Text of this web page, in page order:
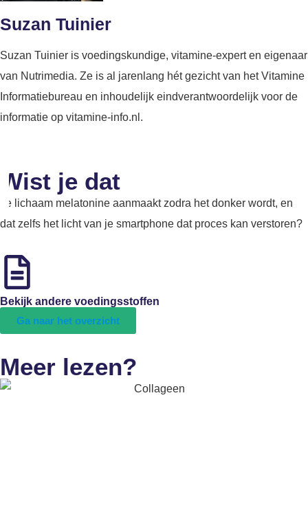
Suzan Tuinier
Suzan Tuinier is voedingskundige, vitamine-expert en eigenaar
van Nutrimedia. Ze is al jarenlang hét gezicht van het Vitamine
Informatiebureau en inhoudelijk eindverantwoordelijk voor de
informatie op vitamine-info.nl.
Wist je dat
Je lichaam melatonine aanmaakt zodra het donker wordt, en
dat zelfs het licht van je smartphone dat proces kan verstoren?
Bekijk andere voedingsstoffen
Ga naar het overzicht
Meer lezen?